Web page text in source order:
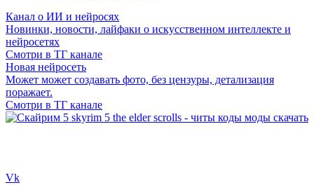
Канал о ИИ и нейросях
Новинки, новости, лайфаки о искусственном интеллекте и
нейросетях
Смотри в ТГ канале
Новая нейросеть
Может может создавать фото, без цензуры, детализация
поражает.
Смотри в ТГ канале
Vk